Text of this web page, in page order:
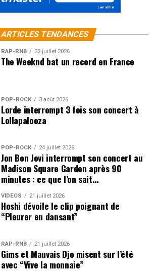
ARTICLES TENDANCES
RAP-RNB 23 juillet 2026
The Weeknd bat un record en France
POP-ROCK 3 août 2026
Lorde interrompt 3 fois son concert à
Lollapalooza
POP-ROCK 24 juillet 2026
Jon Bon Jovi interrompt son concert au
Madison Square Garden après 90
minutes : ce que l’on sait…
VIDEOS 21 juillet 2026
Hoshi dévoile le clip poignant de
“Pleurer en dansant”
RAP-RNB 21 juillet 2026
Gims et Mauvais Djo misent sur l’été
avec “Vive la monnaie”